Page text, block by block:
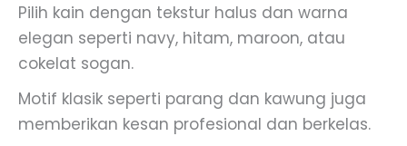
Pilih kain dengan tekstur halus dan warna
elegan seperti navy, hitam, maroon, atau
cokelat sogan.
Motif klasik seperti parang dan kawung juga
memberikan kesan profesional dan berkelas.